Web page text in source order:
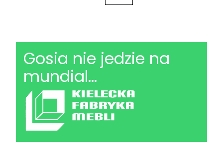
Gosia nie jedzie na
mundial...